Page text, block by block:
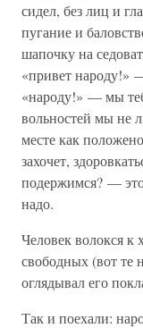
сидел, без лиц и
пугание и
шапочку на
«привет народу!»
«народу!» — мы
вольностей мы не
месте как
захочет,
подержимся? —
надо.
Человек волокся к
свободных (вот те
оглядывал его
Так и поехали: